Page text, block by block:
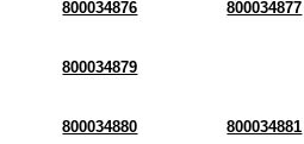
800034876 800034877
800034879
800034880 800034881